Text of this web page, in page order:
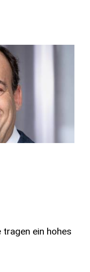
tragen ein hohes